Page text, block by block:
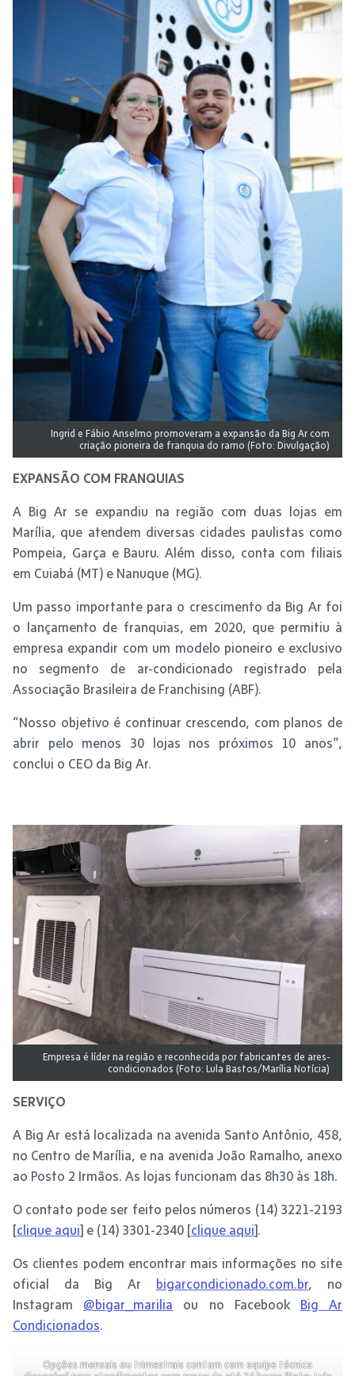
Ingrid e Fábio Anselmo promoveram a expansão da Big Ar com
criação pioneira de franquia do ramo (Foto: Divulgação)
EXPANSÃO COM FRANQUIAS
A Big Ar se expandiu na região com duas lojas em
Marília, que atendem diversas cidades paulistas como
Pompeia, Garça e Bauru. Além disso, conta com filiais
em Cuiabá (MT) e Nanuque (MG).
Um passo importante para o crescimento da Big Ar foi
o lançamento de franquias, em 2020, que permitiu à
empresa expandir com um modelo pioneiro e exclusivo
no segmento de ar-condicionado registrado pela
Associação Brasileira de Franchising (ABF).
“Nosso objetivo é continuar crescendo, com planos de
abrir pelo menos 30 lojas nos próximos 10 anos”,
conclui o CEO da Big Ar.
Empresa é líder na região e reconhecida por fabricantes de ares-
condicionados (Foto: Lula Bastos/Marília Notícia)
SERVIÇO
A Big Ar está localizada na avenida Santo Antônio, 458,
no Centro de Marília, e na avenida João Ramalho, anexo
ao Posto 2 Irmãos. As lojas funcionam das 8h30 às 18h.
O contato pode ser feito pelos números (14) 3221-2193
[clique aqui] e (14) 3301-2340 [clique aqui].
Os clientes podem encontrar mais informações no site
oficial da Big Ar bigarcondicionado.com.br, no
Instagram @bigar_marilia ou no Facebook Big Ar
Condicionados.
Opções mensais ou trimestrais contam com equipe técnica